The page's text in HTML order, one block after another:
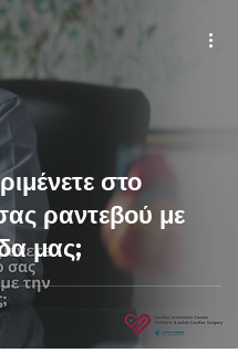
στο
ραντεβού με
μας;